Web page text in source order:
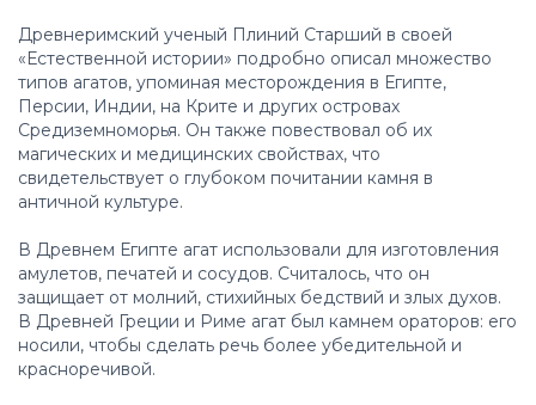
Древнеримский ученый Плиний Старший в своей
«Естественной истории» подробно описал множество
типов агатов, упоминая месторождения в Египте,
Персии, Индии, на Крите и других островах
Средиземноморья. Он также повествовал об их
магических и медицинских свойствах, что
свидетельствует о глубоком почитании камня в
античной культуре.
В Древнем Египте агат использовали для изготовления
амулетов, печатей и сосудов. Считалось, что он
защищает от молний, стихийных бедствий и злых духов.
В Древней Греции и Риме агат был камнем ораторов: его
носили, чтобы сделать речь более убедительной и
красноречивой.